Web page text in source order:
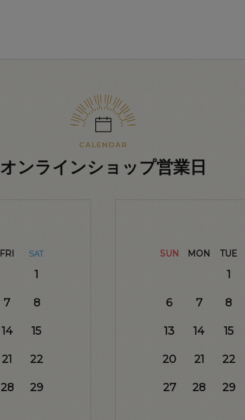
オンラインショップ営業日
FRI SAT
1
7 8
14 15
21 22
28 29
SUN MON TUE
1
6 7 8
13 14 15
20 21 22
27 28 29